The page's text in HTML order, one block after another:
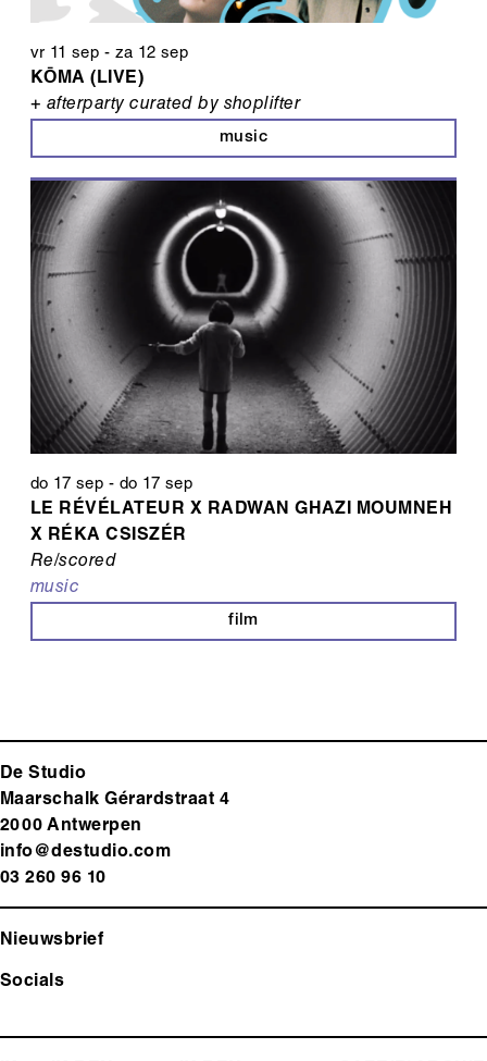
vr 11 sep - za 12 sep
KŌMA (LIVE)
+ afterparty curated by shoplifter
music
do 17 sep - do 17 sep
LE RÉVÉLATEUR X RADWAN GHAZI MOUMNEH
X RÉKA CSISZÉR
Re/scored
music
film
De Studio
Maarschalk Gérardstraat 4
2000 Antwerpen
info@destudio.com
03 260 96 10
Nieuwsbrief
Socials